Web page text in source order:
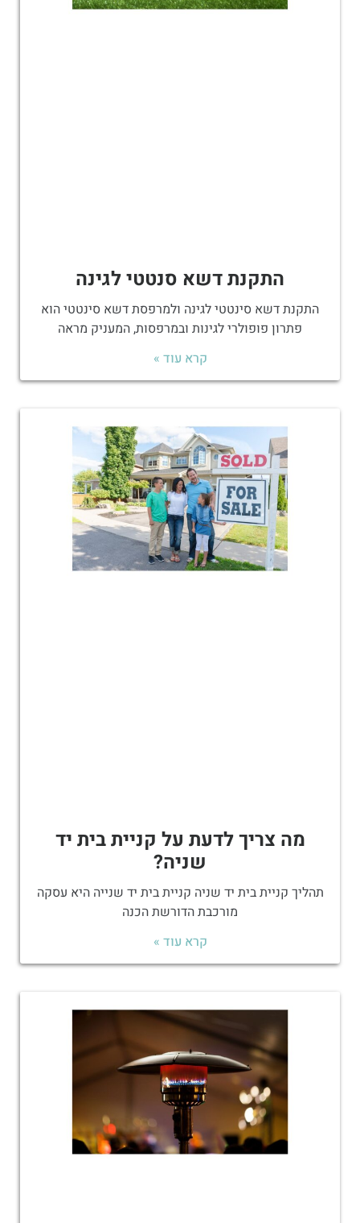
התקנת דשא סנטטי לגינה
התקנת דשא סינטטי לגינה ולמרפסת דשא סינטטי הוא
פתרון פופולרי לגינות ובמרפסות, המעניק מראה
קרא עוד »
מה צריך לדעת על קניית בית יד
שניה?
תהליך קניית בית יד שניה קניית בית יד שנייה היא עסקה
מורכבת הדורשת הכנה
קרא עוד »